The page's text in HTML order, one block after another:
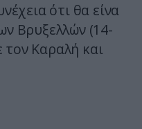
ότι θα είνα
Βρυξελλών (14-
τον Καραλή και